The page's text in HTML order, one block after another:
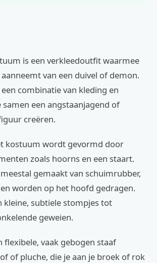
is een verkleedoutfit waarmee
van een duivel of demon.
combinatie van kleding en
samen een angstaanjagend of
creëren.
kostuum wordt gevormd door
zoals hoorns en een staart.
gemaakt van schuimrubber,
worden op het hoofd gedragen.
kleine, subtiele stompjes tot
geweien.
flexibele, vaak gebogen staaf
of pluche, die je aan je broek of rok